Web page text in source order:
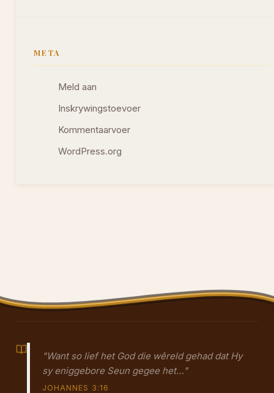
META
Meld aan
Inskrywingstoevoer
Kommentaarvoer
WordPress.org
"Want so lief het God die wêreld gehad dat Hy
sy eniggebore Seun gegee het…"
JOHANNES 3:16